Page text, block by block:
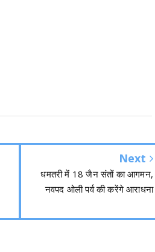
Next
धमतरी में 18 जैन संतों का आगमन,
नवपद ओली पर्व की करेंगे आराधना